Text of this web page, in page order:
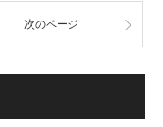
次のページ